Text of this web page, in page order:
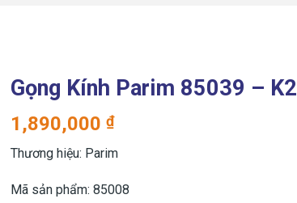
Gọng Kính Parim 85039 – K2
1,890,000 ₫
Thương hiệu: Parim
Mã sản phẩm: 85008